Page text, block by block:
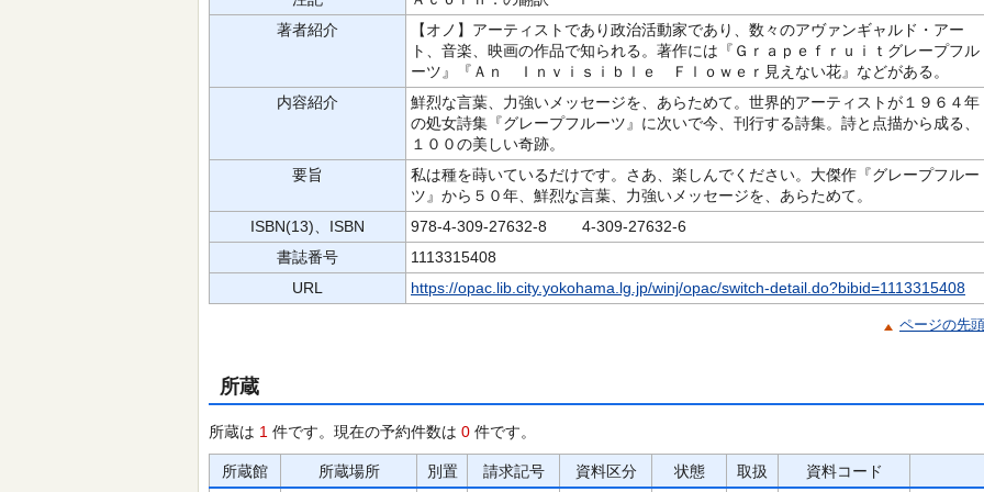
著者紹介
【オノ】アーティストであり政治活動家であり、数々のアヴァンギャルド・アー
ト、音楽、映画の作品で知られる。著作には『Ｇｒａｐｅｆｒｕｉｔグレープフル
ーツ』『Ａｎ Ｉｎｖｉｓｉｂｌｅ Ｆｌｏｗｅｒ見えない花』などがある。
内容紹介
鮮烈な言葉、力強いメッセージを、あらためて。世界的アーティストが１９６４年
の処女詩集『グレープフルーツ』に次いで今、刊行する詩集。詩と点描から成る、
１００の美しい奇跡。
要旨
私は種を蒔いているだけです。さあ、楽しんでください。大傑作『グレープフルー
ツ』から５０年、鮮烈な言葉、力強いメッセージを、あらためて。
ISBN(13)、ISBN
978-4-309-27632-8 4-309-27632-6
書誌番号
1113315408
URL
https://opac.lib.city.yokohama.lg.jp/winj/opac/switch-detail.do?bibid=1113315408
ページの先
所蔵
所蔵は 1 件です。現在の予約件数は 0 件です。
所蔵館 所蔵場所 別置 請求記号 資料区分 状態 取扱 資料コード